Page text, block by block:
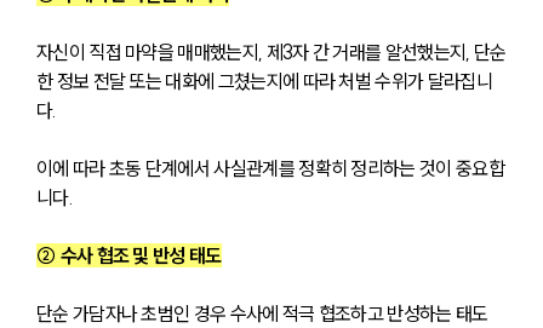
자신이 직접 마약을 매매했는지, 제3자 간 거래를 알선했는지, 단순
한 정보 전달 또는 대화에 그쳤는지에 따라 처벌 수위가 달라집니
다.
이에 따라 초동 단계에서 사실관계를 정확히 정리하는 것이 중요합
니다.
② 수사 협조 및 반성 태도
단순 가담자나 초범인 경우 수사에 적극 협조하고 반성하는 태도